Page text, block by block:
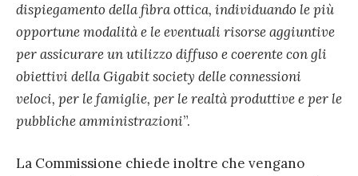
dispiegamento della fibra ottica, individuando le più
opportune modalità e le eventuali risorse aggiuntive
per assicurare un utilizzo diffuso e coerente con gli
obiettivi della Gigabit society delle connessioni
veloci, per le famiglie, per le realtà produttive e per le
pubbliche amministrazioni”.
La Commissione chiede inoltre che vengano